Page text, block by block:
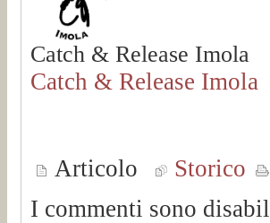
Catch & Release Imola
Catch & Release Imola
Articolo Storico
I commenti sono